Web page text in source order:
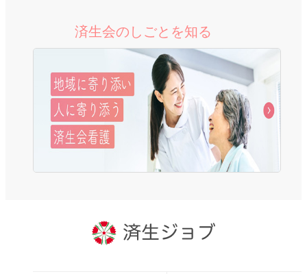
済生会のしごとを知る